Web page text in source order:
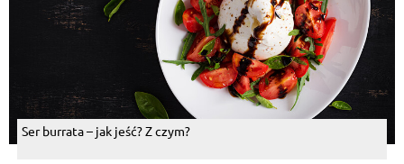
Ser burrata – jak jeść? Z czym?